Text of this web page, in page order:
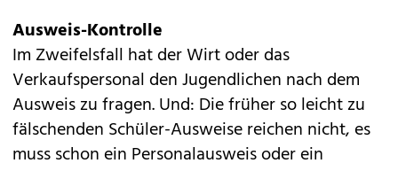
Ausweis-Kontrolle
Im Zweifelsfall hat der Wirt oder das
Verkaufspersonal den Jugendlichen nach dem
Ausweis zu fragen. Und: Die früher so leicht zu
fälschenden Schüler-Ausweise reichen nicht, es
muss schon ein Personalausweis oder ein